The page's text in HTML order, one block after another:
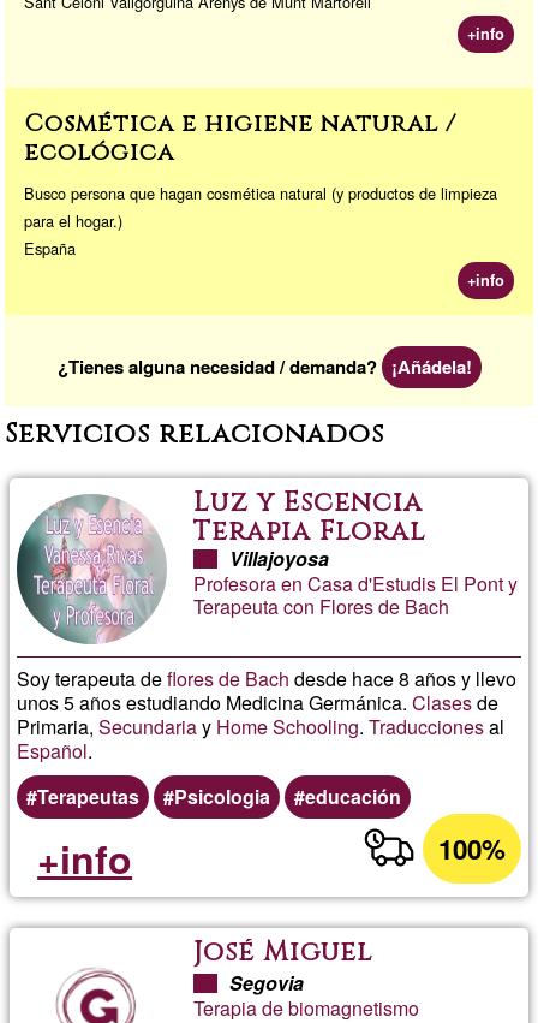
+info
Cosmética e higiene natural /
ecológica
Busco persona que hagan cosmética natural (y productos de limpieza
para el hogar.)
España
+info
¿Tienes alguna necesidad / demanda? ¡Añádela!
Servicios relacionados
Luz y Escencia
Terapia Floral
Villajoyosa
Profesora en Casa d'Estudis El Pont y
Terapeuta con Flores de Bach
Soy terapeuta deflores de Bach desde hace 8 años y llevo
unos 5 años estudiando Medicina Germánica.Clasesde
Primaria,Secundariay Home Schooling.Traduccionesal
Español.
Terapeutas
Psicologia educación
100%
+info
José Miguel
Segovia
Terapia de biomagnetismo